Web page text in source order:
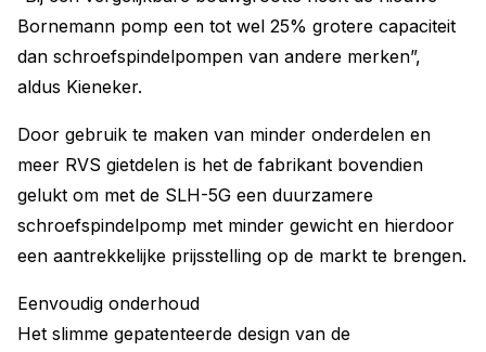
Bornemann pomp een tot wel 25% grotere capaciteit
dan schroefspindelpompen van andere merken”,
aldus Kieneker.
Door gebruik te maken van minder onderdelen en
meer RVS gietdelen is het de fabrikant bovendien
gelukt om met de SLH-5G een duurzamere
schroefspindelpomp met minder gewicht en hierdoor
een aantrekkelijke prijsstelling op de markt te brengen.
Eenvoudig onderhoud
Het slimme gepatenteerde design van de